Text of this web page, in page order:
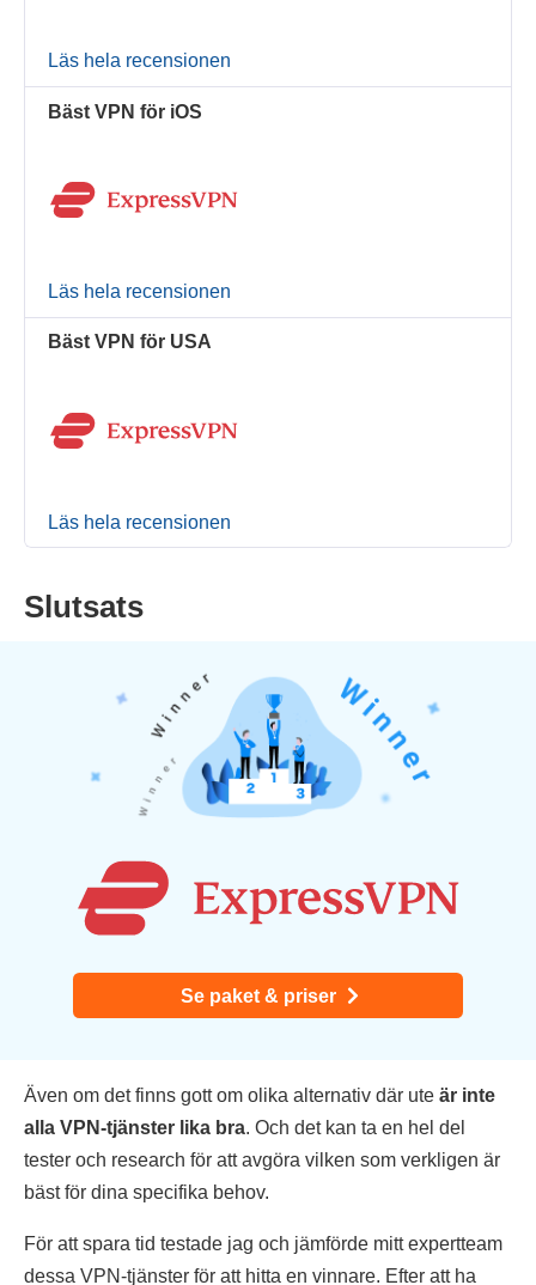
Läs hela recensionen
Bäst VPN för iOS
Läs hela recensionen
Bäst VPN för USA
Läs hela recensionen
Slutsats
Se paket & priser
Även om det finns gott om olika alternativ där ute är inte
alla VPN-tjänster lika bra. Och det kan ta en hel del
tester och research för att avgöra vilken som verkligen är
bäst för dina specifika behov.
För att spara tid testade jag och jämförde mitt expertteam
dessa VPN-tjänster för att hitta en vinnare. Efter att ha